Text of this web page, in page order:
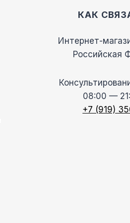
КАК
Интернет-
Российская
08:00 —
+7 (919)